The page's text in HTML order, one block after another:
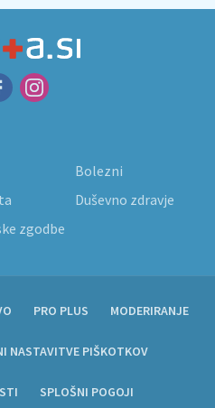
Bolezni
Duševno zdravje
zgodbe
PRO PLUS MODERIRANJE
NASTAVITVE PIŠKOTKOV
SPLOŠNI POGOJI